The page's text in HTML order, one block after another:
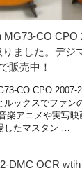
MG73-CO CPO
りました。デジ
販売中！
CO CPO 2007-
ルックスでファン
楽アニメや実写映
したマスタン …
DMC OCR